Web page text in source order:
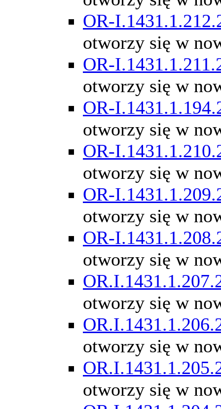
OR-
otworzy się w
OR-
otworzy się w
OR-
otworzy się w
OR-
otworzy się w
OR-
otworzy się w
OR-
otworzy się w
otworzy się w
otworzy się w
otworzy się w